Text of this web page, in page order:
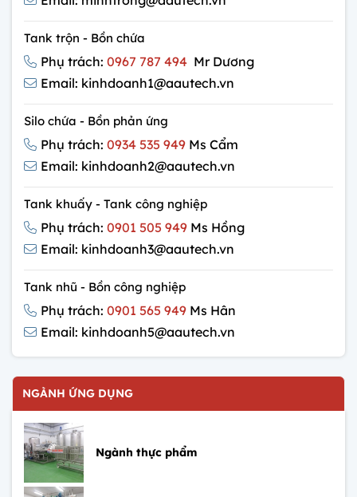
Tank trộn - Bồn chứa
Phụ trách: 0967 787 494 Mr Dương
Email: kinhdoanh1@aautech.vn
Silo chứa - Bồn phản ứng
Phụ trách: 0934 535 949 Ms Cẩm
Email: kinhdoanh2@aautech.vn
Tank khuấy - Tank công nghiệp
Phụ trách: 0901 505 949 Ms Hồng
Email: kinhdoanh3@aautech.vn
Tank nhũ - Bồn công nghiệp
Phụ trách: 0901 565 949 Ms Hân
Email: kinhdoanh5@aautech.vn
NGÀNH ỨNG DỤNG
Ngành thực phẩm